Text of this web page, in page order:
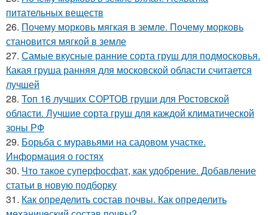
питательных веществ
26. Почему морковь мягкая в земле. Почему морковь
становится мягкой в земле
27. Самые вкусные ранние сорта груш для подмосковья.
Какая груша ранняя для московской области считается
лучшей
28. Топ 16 лучших СОРТОВ груши для Ростовской
области. Лучшие сорта груш для каждой климатической
зоны РФ
29. Борьба с муравьями на садовом участке.
Информация о гостях
30. Что такое суперфосфат, как удобрение. Добавление
статьи в новую подборку
31. Как определить состав почвы. Как определить